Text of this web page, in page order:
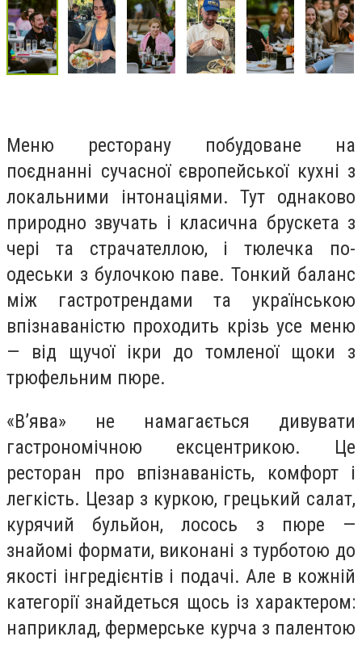
Меню ресторану побудоване на
поєднанні сучасної європейської кухні з
локальними інтонаціями. Тут однаково
природно звучать і класична брускета з
чері та страчателлою, і тюлечка по-
одеськи з булочкою паве. Тонкий баланс
між гастротрендами та українською
впізнаваністю проходить крізь усе меню
— від щучої ікри до томленої щоки з
трюфельним пюре.
«В’ява» не намагається дивувати
гастрономічною ексцентрикою. Це
ресторан про впізнаваність, комфорт і
легкість. Цезар з куркою, грецький салат,
курячий бульйон, лосось з пюре —
знайомі формати, виконані з турботою до
якості інгредієнтів і подачі. Але в кожній
категорії знайдеться щось із характером:
наприклад, фермерське курча з палентою